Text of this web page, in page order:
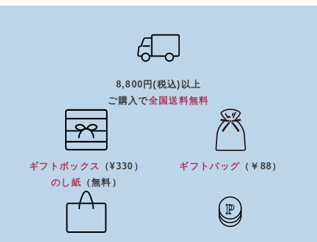
8,800円(税込)以上
ご購入で全国送料無料
ギフトボックス
（¥330）
のし紙 （無料）
ギフトバッグ （￥88）